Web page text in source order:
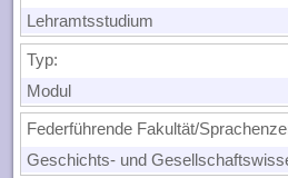
Lehramtsstudium
Typ:
Modul
Federführende Fakultät/
Geschichts- und